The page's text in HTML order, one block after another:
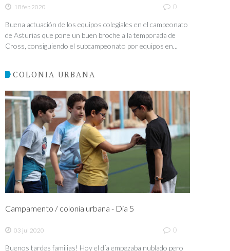
18 feb 2020 0
Buena actuación de los equipos colegiales en el campeonato
de Asturias que pone un buen broche a la temporada de
Cross, consiguiendo el subcampeonato por equipos en...
COLONIA URBANA
Campamento / colonia urbana - Día 5
03 jul 2020 0
Buenos tardes familias! Hoy el día empezaba nublado pero